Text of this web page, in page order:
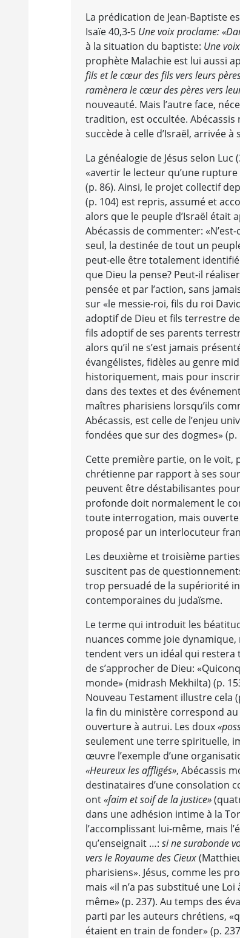
La prédication de Jean-Baptiste
Isaïe 40,3-5 Une voix proclame:
à la situation du baptiste: Une
prophète Malachie est lui aussi
fils et le cœur des fils vers leurs
ramènera le cœur des pères vers
nouveauté. Mais l’autre face,
tradition, est occultée.
succède à celle d’Israël, arrivée à
La généalogie de Jésus selon
«avertir le lecteur qu’une rupture
(p. 86). Ainsi, le projet collectif
(p. 104) est repris, assumé et
alors que le peuple d’Israël était
Abécassis de commenter:
seul, la destinée de tout un
peut-elle être totalement
que Dieu la pense? Peut-il
pensée et par l’action, sans
sur «le messie-roi, fils du roi
adoptif de Dieu et fils terrestre
fils adoptif de ses parents
alors qu’il ne s’est jamais
évangélistes, fidèles au genre
historiquement, mais pour
dans des textes et des
maîtres pharisiens lorsqu’ils
Abécassis, est celle de l’enjeu
fondées que sur des dogmes» (p.
Cette première partie, on le voit,
chrétienne par rapport à ses
peuvent être déstabilisantes
profonde doit normalement le
toute interrogation, mais ouverte
proposé par un interlocuteur
Les deuxième et troisième
suscitent pas de
trop persuadé de la supériorité
contemporaines du judaïsme.
Le terme qui introduit les
nuances comme joie
tendent vers un idéal qui restera
de s’approcher de Dieu:
monde» (midrash Mekhilta) (p.
Nouveau Testament illustre cela
la fin du ministère correspond
ouverture à autrui. Les doux
seulement une terre spirituelle,
œuvre l’exemple d’une
«Heureux les affligés», Abécassis
destinataires d’une consolation
ont«faim et soif de la justice»
dans une adhésion intime à la
l’accomplissant lui-même, mais
qu’enseignait …: si ne surabonde
vers le Royaume des Cieux
pharisiens». Jésus, comme les
mais «il n’a pas substitué une
même» (p. 237). Au temps des
parti par les auteurs chrétiens,
étaient en train de fonder» (p.